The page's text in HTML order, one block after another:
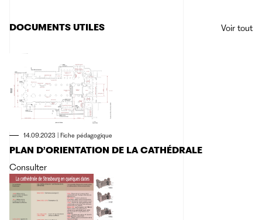
DOCUMENTS UTILES Voir tout
14.09.2023 | Fiche pédagogique
PLAN D’ORIENTATION DE LA CATHÉDRALE
Consulter